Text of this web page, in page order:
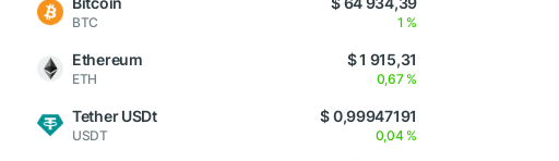
BTC 1 %
Ethereum
ETH
$ 1 915,31
0,67 %
Tether USDt
USDT
$ 0,99947191
0,04 %